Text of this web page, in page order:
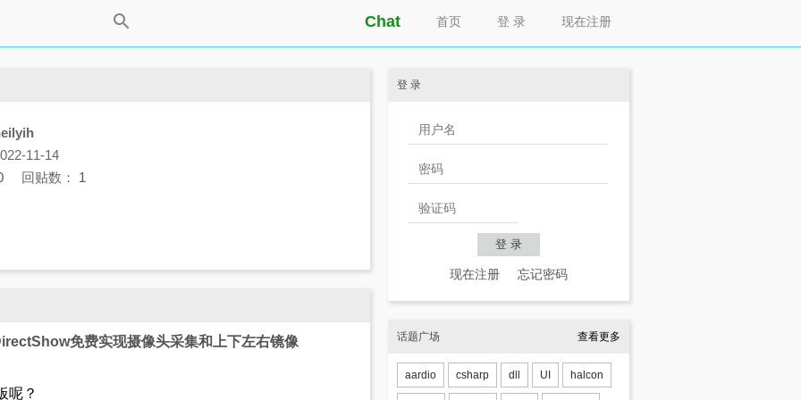
现在注册
登 录
首页
Chat
11-14
回贴数： 1
免费实现摄像头采集和上下左右镜像
呢？
登 录
现在注册 忘记密码
话题广场 查看更多
aardio csharp dll UI halcon